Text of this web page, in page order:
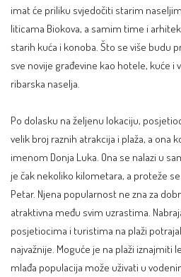
imat će priliku svjedočiti starim
liticama Biokova, a samim time i
starih kuća i konoba. Što se više budu
sve novije građevine kao hotele, kuće
ribarska naselja.
Po dolasku na željenu lokaciju,
velik broj raznih atrakcija i plaža, a ona
imenom Donja Luka. Ona se nalazi u
je čak nekoliko kilometara, a proteže
Petar. Njena popularnost ne zna za
atraktivna među svim uzrastima.
posjetiocima i turistima na plaži
najvažnije. Moguće je na plaži iznajmiti
mlađa populacija može uživati u